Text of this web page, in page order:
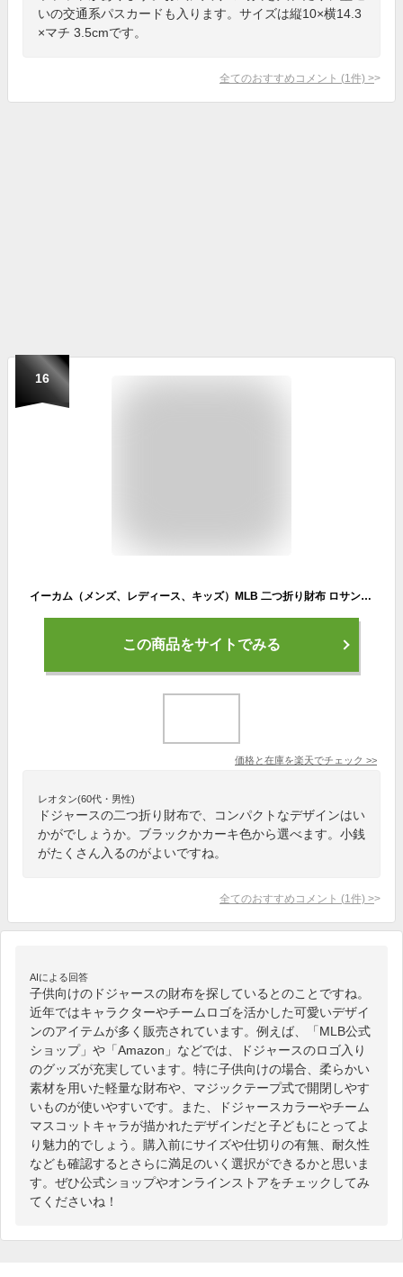
いの交通系パスカードも入ります。サイズは縦10×横14.3
×マチ 3.5cmです。
全てのおすすめコメント (1 件) >
16
イーカム（メンズ、レディース、キッズ）MLB 二つ折り財布 ロサンゼルス・ドジャース 900D LA-WLT16
この商品をサイトでみる
価格と在庫を楽天でチェック >>
レオタン(60代・男性)
ドジャースの二つ折り財布で、コンパクトなデザインはい
かがでしょうか。ブラックかカーキ色から選べます。小銭
がたくさん入るのがよいですね。
全てのおすすめコメント (1 件) >
AIによる回答
子供向けのドジャースの財布を探しているとのことですね。
近年ではキャラクターやチームロゴを活かした可愛いデザイ
ンのアイテムが多く販売されています。例えば、「MLB公式
ショップ」や「Amazon」などでは、ドジャースのロゴ入り
のグッズが充実しています。特に子供向けの場合、柔らかい
素材を用いた軽量な財布や、マジックテープ式で開閉しやす
いものが使いやすいです。また、ドジャースカラーやチーム
マスコットキャラが描かれたデザインだと子どもにとってよ
り魅力的でしょう。購入前にサイズや仕切りの有無、耐久性
なども確認するとさらに満足のいく選択ができるかと思いま
す。ぜひ公式ショップやオンラインストアをチェックしてみ
てくださいね！